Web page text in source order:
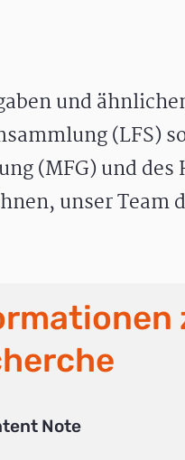
und
(LFS)
(MFG) und des
unser Team
Note